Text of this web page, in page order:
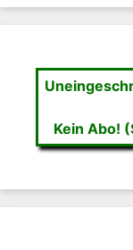
Kein Abo!